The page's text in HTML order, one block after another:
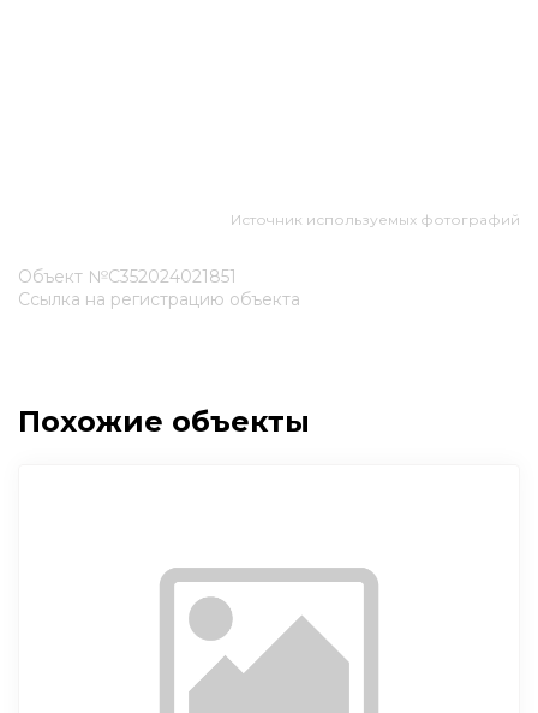
Источник используемых фотографий
Объект №С352024021851
Ссылка на регистрацию объекта
Похожие объекты